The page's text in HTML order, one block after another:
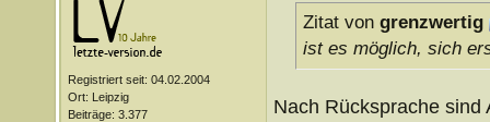
Registriert seit: 04.02.2004
Ort: Leipzig
Beiträge: 3.377
Zitat von grenzwertig
ist es möglich, sich
Nach Rücksprache